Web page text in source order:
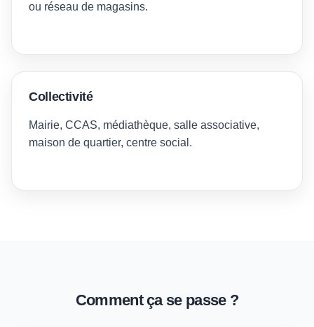
ou réseau de magasins.
Collectivité
Mairie, CCAS, médiathèque, salle associative,
maison de quartier, centre social.
Comment ça se passe ?